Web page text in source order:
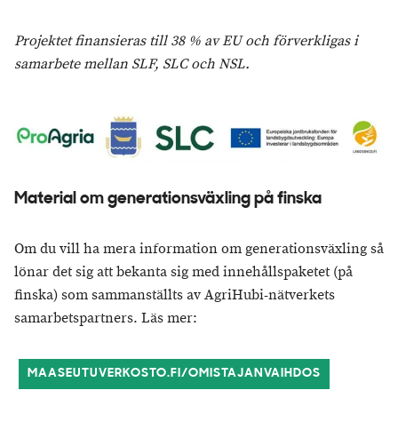
Projektet finansieras till 38 % av EU och förverkligas i
samarbete mellan SLF, SLC och NSL.
Material om generationsväxling på finska
Om du vill ha mera information om generationsväxling så
lönar det sig att bekanta sig med innehållspaketet (på
finska) som sammanställts av AgriHubi-nätverkets
samarbetspartners. Läs mer:
MAASEUTUVERKOSTO.FI/OMISTAJANVAIHDOS